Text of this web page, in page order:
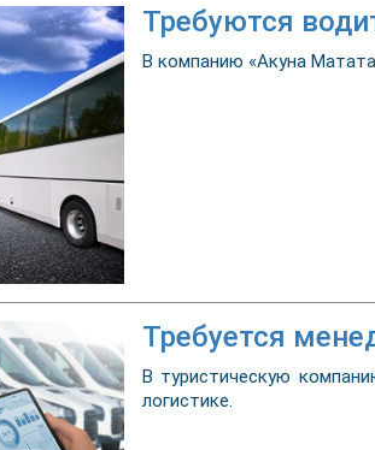
Требуются
В компанию «Акуна
Требуется
В туристическую
логистике.